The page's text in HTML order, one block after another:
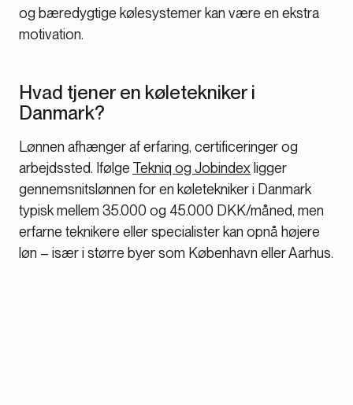
og bæredygtige kølesystemer kan være en ekstra
motivation.
Hvad tjener en køletekniker i
Danmark?
Lønnen afhænger af erfaring, certificeringer og
arbejdssted. Ifølge Tekniq og Jobindex ligger
gennemsnitslønnen for en køletekniker i Danmark
typisk mellem 35.000 og 45.000 DKK/måned, men
erfarne teknikere eller specialister kan opnå højere
løn – især i større byer som København eller Aarhus.